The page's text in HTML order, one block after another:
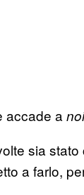
accade a noi
sia
a farlo,